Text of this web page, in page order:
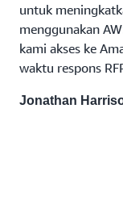
untuk
menggunakan
kami akses ke
waktu respons
Jonathan